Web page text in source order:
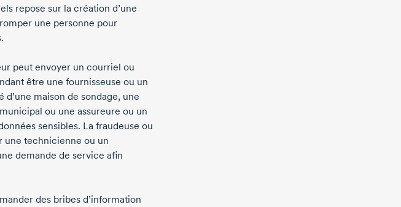
repose sur la création d’une
une personne pour
peut envoyer un courriel ou
être une fournisseuse ou un
maison de sondage, une
ou une assureure ou un
sensibles. La fraudeuse ou
une technicienne ou un
demande de service afin
des bribes d’information